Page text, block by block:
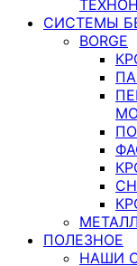
СИСТЕМЫ
BORGE
ПОЛЕЗНОЕ
НАШИ